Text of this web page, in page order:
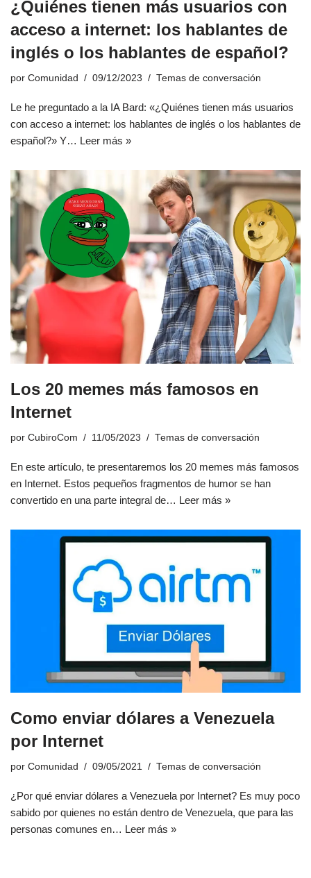
¿Quiénes tienen más usuarios con
acceso a internet: los hablantes de
inglés o los hablantes de español?
por Comunidad 09/12/2023 Temas de conversación
Le he preguntado a la IA Bard: «¿Quiénes tienen más usuarios
con acceso a internet: los hablantes de inglés o los hablantes de
español?» Y… Leer más »
Los 20 memes más famosos en
Internet
por CubiroCom 11/05/2023 Temas de conversación
En este artículo, te presentaremos los 20 memes más famosos
en Internet. Estos pequeños fragmentos de humor se han
convertido en una parte integral de… Leer más »
Como enviar dólares a Venezuela
por Internet
por Comunidad 09/05/2021 Temas de conversación
¿Por qué enviar dólares a Venezuela por Internet? Es muy poco
sabido por quienes no están dentro de Venezuela, que para las
personas comunes en… Leer más »